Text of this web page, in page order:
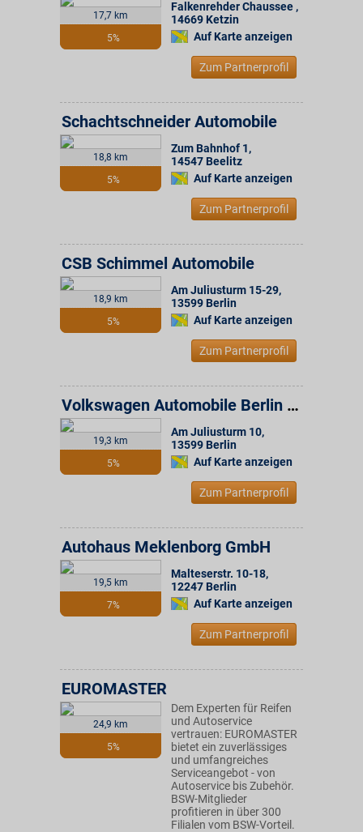
17,7 km
5%
Falkenrehder Chaussee ,
14669 Ketzin
Auf Karte anzeigen
Zum Partnerprofil
18,8 km
5%
Schachtschneider Automobile
Zum Bahnhof 1,
14547 Beelitz
Auf Karte anzeigen
Zum Partnerprofil
18,9 km
5%
CSB Schimmel Automobile
Am Juliusturm 15-29,
13599 Berlin
Auf Karte anzeigen
Zum Partnerprofil
19,3 km
5%
Volkswagen Automobile Berlin GmbH
Am Juliusturm 10,
13599 Berlin
Auf Karte anzeigen
Zum Partnerprofil
19,5 km
7%
Autohaus Meklenborg GmbH
Malteserstr. 10-18,
12247 Berlin
Auf Karte anzeigen
Zum Partnerprofil
24,9 km
5%
EUROMASTER
Dem Experten für Reifen
und Autoservice
vertrauen: EUROMASTER
bietet ein zuverlässiges
und umfangreiches
Serviceangebot - von
Autoservice bis Zubehör.
BSW-Mitglieder
profitieren in über 300
Filialen vom BSW-Vorteil.